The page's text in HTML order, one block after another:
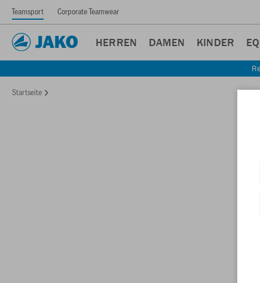
Teamsport Corporate Teamwear
HERREN DAMEN KINDER
Startseite